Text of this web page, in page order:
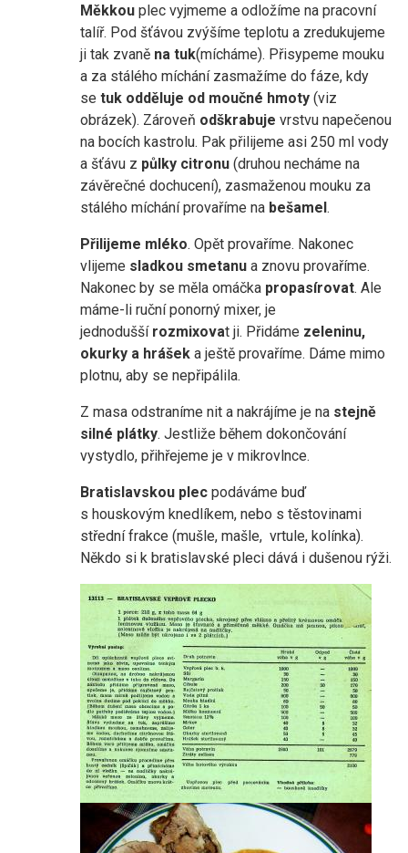
Měkkou plec vyjmeme a odložíme na pracovní
talíř. Pod šťávou zvýšíme teplotu a zredukujeme
ji tak zvaně na tuk(mícháme). Přisypeme mouku
a za stálého míchání zasmažíme do fáze, kdy
se tuk odděluje od moučné hmoty (viz
obrázek). Zároveň odškrabuje vrstvu napečenou
na bocích kastrolu. Pak přilijeme asi 250 ml vody
a šťávu z půlky citronu (druhou necháme na
závěrečné dochucení), zasmaženou mouku za
stálého míchání provaříme na bešamel.
Přilijeme mléko. Opět provaříme. Nakonec
vlijeme sladkou smetanu a znovu provaříme.
Nakonec by se měla omáčka propasírovat. Ale
máme-li ruční ponorný mixer, je
jednodušší rozmixovat ji. Přidáme zeleninu,
okurky a hrášek a ještě provaříme. Dáme mimo
plotnu, aby se nepřipálila.
Z masa odstraníme nit a nakrájíme je na stejně
silné plátky. Jestliže během dokončování
vystydlo, přihřejeme je v mikrovlnce.
Bratislavskou plec podáváme buď
s houskovým knedlíkem, nebo s těstovinami
střední frakce (mušle, mašle, vrtule, kolínka).
Někdo si k bratislavské pleci dává i dušenou rýži.